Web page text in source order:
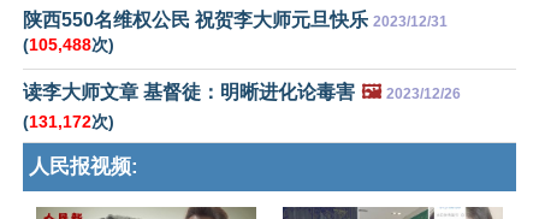
陕西550名维权公民 祝贺李大师元旦快乐 2023/12/31
(105,488次)
读李大师文章 基督徒：明晰进化论毒害 🖼️ 2023/12/26
(131,172次)
人民报视频: